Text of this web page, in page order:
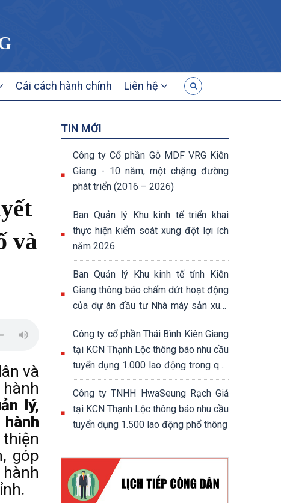
Cải cách hành chính Liên hệ
và
và
lý,
góp
TIN MỚI
Công ty Cổ phần Gỗ MDF VRG Kiên
Giang - 10 năm, một chặng đường
phát triển (2016 – 2026)
Ban Quản lý Khu kinh tế triển khai
thực hiện kiểm soát xung đột lợi ích
năm 2026
Ban Quản lý Khu kinh tế tỉnh Kiên
Giang thông báo chấm dứt hoạt động
của dự án đầu tư Nhà máy sản xuất
đế giày và giày dép xuất khẩu
Công ty cổ phần Thái Bình Kiên Giang
tại KCN Thạnh Lộc thông báo nhu cầu
tuyển dụng 1.000 lao động trong quý
4/2024
Công ty TNHH HwaSeung Rạch Giá
tại KCN Thạnh Lộc thông báo nhu cầu
tuyển dụng 1.500 lao động phổ thông